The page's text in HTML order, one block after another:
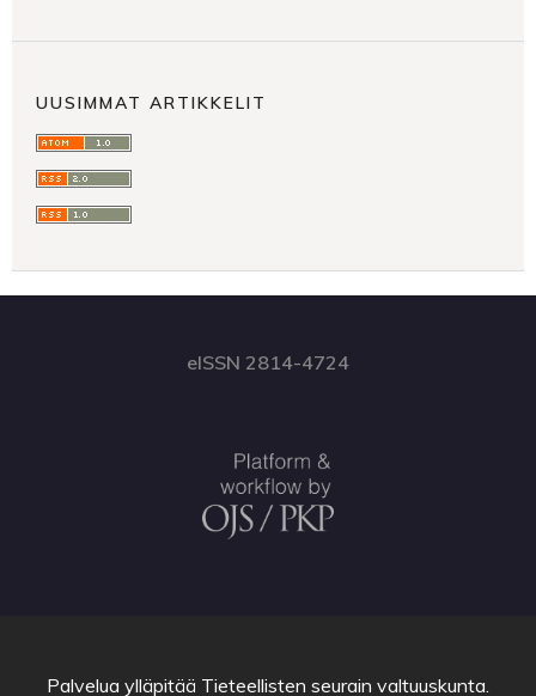
UUSIMMAT ARTIKKELIT
eISSN 2814-4724
Palvelua ylläpitää Tieteellisten seurain valtuuskunta